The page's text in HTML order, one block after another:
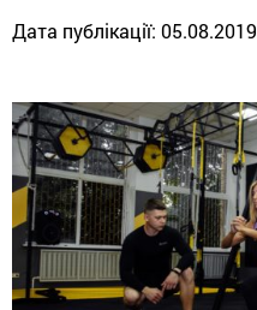
Дата публікації: 05.08.2019